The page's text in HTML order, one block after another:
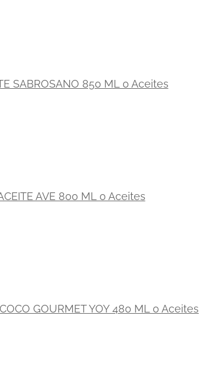
SABROSANO 850 ML 0 Aceites
AVE 800 ML 0 Aceites
GOURMET YOY 480 ML 0 Aceites